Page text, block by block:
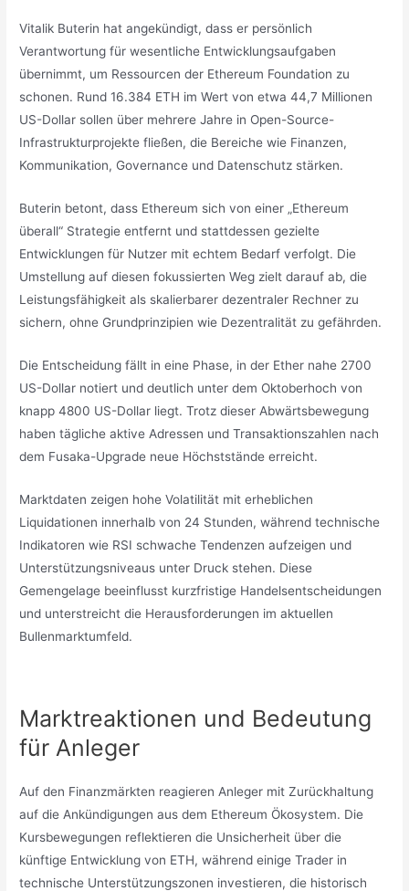
Vitalik Buterin hat angekündigt, dass er persönlich
Verantwortung für wesentliche Entwicklungsaufgaben
übernimmt, um Ressourcen der Ethereum Foundation zu
schonen. Rund 16.384 ETH im Wert von etwa 44,7 Millionen
US-Dollar sollen über mehrere Jahre in Open-Source-
Infrastrukturprojekte fließen, die Bereiche wie Finanzen,
Kommunikation, Governance und Datenschutz stärken.
Buterin betont, dass Ethereum sich von einer „Ethereum
überall“ Strategie entfernt und stattdessen gezielte
Entwicklungen für Nutzer mit echtem Bedarf verfolgt. Die
Umstellung auf diesen fokussierten Weg zielt darauf ab, die
Leistungsfähigkeit als skalierbarer dezentraler Rechner zu
sichern, ohne Grundprinzipien wie Dezentralität zu gefährden.
Die Entscheidung fällt in eine Phase, in der Ether nahe 2700
US-Dollar notiert und deutlich unter dem Oktoberhoch von
knapp 4800 US-Dollar liegt. Trotz dieser Abwärtsbewegung
haben tägliche aktive Adressen und Transaktionszahlen nach
dem Fusaka-Upgrade neue Höchststände erreicht.
Marktdaten zeigen hohe Volatilität mit erheblichen
Liquidationen innerhalb von 24 Stunden, während technische
Indikatoren wie RSI schwache Tendenzen aufzeigen und
Unterstützungsniveaus unter Druck stehen. Diese
Gemengelage beeinflusst kurzfristige Handelsentscheidungen
und unterstreicht die Herausforderungen im aktuellen
Bullenmarktumfeld.
Marktreaktionen und Bedeutung
für Anleger
Auf den Finanzmärkten reagieren Anleger mit Zurückhaltung
auf die Ankündigungen aus dem Ethereum Ökosystem. Die
Kursbewegungen reflektieren die Unsicherheit über die
künftige Entwicklung von ETH, während einige Trader in
technische Unterstützungszonen investieren, die historisch